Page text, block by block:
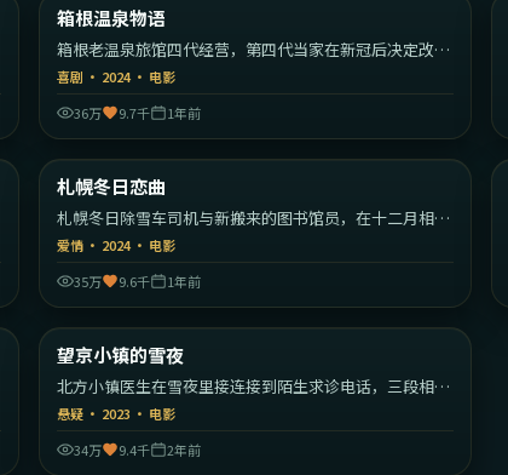
热门
箱根温泉物语
箱根老温泉旅馆四代经营，第四代当家在新冠后决定改革
家族传统。
喜剧 · 2024· 电影
36万
9.7千 1年前
热门
1:36:15
札幌冬日恋曲
札幌冬日除雪车司机与新搬来的图书馆员，在十二月相遇
的故事。
爱情· 2024· 电影
35万
9.6千 1年前
热门
2:14:32
望京小镇的雪夜
北方小镇医生在雪夜里接连接到陌生求诊电话，三段相互
交织的案情逐渐拼出惊人真相。
悬疑· 2023 · 电影
34万
9.4千 2年前